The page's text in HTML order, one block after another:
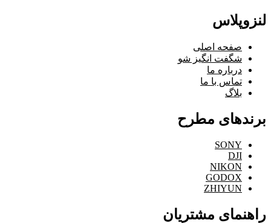
لنزوپلاس
صفحه اصلی
شگفت انگیز شو
درباره ما
تماس با ما
بلاگ
برندهای مطرح
SONY
DJI
NIKON
GODOX
ZHIYUN
راهنمای مشتریان